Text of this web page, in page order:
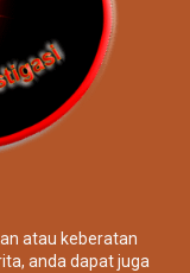
atau keberatan
anda dapat juga